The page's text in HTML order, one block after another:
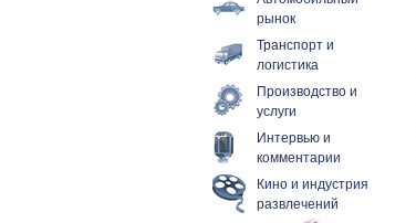
рынок
Транспорт и
логистика
Производство и
услуги
Интервью и
комментарии
Кино и индустрия
развлечений